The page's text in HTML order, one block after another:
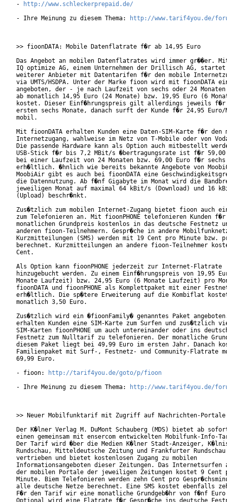
-
http://www.schleckerprepaid.de/
- Ihre Meinung zu diesem Thema:
http://www.tarif4you.de/
>> fioonDATA: Mobile Datenflatrate f�r ab 14,95 Euro
Das Angebot an mobilen Datenflatrates wird immer gr��er.
IQ optimize AG, einem Unternehmen der Drillisch AG,
weiterer Anbieter mit Datentarifen f�r den mobile
via UMTS/HSDPA. Unter der Marke fioon wird mit fioonDATA
angeboten, der - je nach Laufzeit von sechs oder 24
ab monatlich 14,95 Euro (24 Monate) bzw. 19,95 Euro (6
kostet. Dieser Einf�hrungspreis gilt allerdings jeweils
ersten sechs Monate, danach surft der Kunde f�r 24,95 Euro/
mobil.
Mit fioonDATA erhalten Kunden eine Daten-SIM-Karte f�r den
Internetzugang, wahlweise im Netz von T-Mobile oder von
Die passende Hardware kann als Option auch mitbestellt
USB-Stick f�r bis 7,2 MBit/s �bertragungsrate ist f�r 59,00
bei einer Laufzeit von 24 Monaten bzw. 69,00 Euro f�r sechs
erh�ltlich. �hnlich wie bereits bekannte Angebote von
MoobiAir gibt es auch bei fioonDATA eine
die Datennutzung. Ab f�nf Gigabyte im Monat wird die
jeweiligen Monat auf maximal 64 kBit/s (Download) und 16
(Upload) beschr�nkt.
Zus�tzlich zum mobilen Internet-Zugang bietet fioon auch
zum Telefonieren an. Mit fioonPHONE telefonieren Kunden
monatlichen Grundpreis kostenlos in das deutsche Festnetz
anderen fioon-Teilnehmern. Gespr�che in andere
Kurzmitteilungen (SMS) werden mit 19 Cent pro Minute bzw.
berechnet. Kurzmitteilungen an andere fioon-Teilnehmer
Cent.
Als Option kann fioonPHONE jederzeit zur Internet-Flatrate
hinzugebucht werden. Zu einem Einf�hrungspreis von 19,95
Monate Laufzeit) bzw. 24,95 Euro (6 Monate Laufzeit) pro
fioonDATA und fioonPHONE als Komplettpaket mit einer
erh�ltlich. Die sp�tere Erweiterung auf die Kombiflat
monatlich 3,50 Euro.
Zus�tzlich wird ein �fioonFamily� genanntes Paket
erhalten Kunden eine SIM-Karte zum Surfen und zus�tzlich
SIM-Karten fioonPHONE um auch untereinander oder ins
Festnetz zum Nulltarif zu telefonieren. Der monatliche
diesem Paket liegt bei 49,99 Euro im ersten Jahr. Danach
Familienpaket mit Surf-, Festnetz- und Community-Flatrate
69,99 Euro.
- fioon:
http://tarif4you.de/goto/p/fioon
- Ihre Meinung zu diesem Thema:
http://www.tarif4you.de/
>> Neuer Mobilfunktarif mit Zugriff auf Nachrichten-Portale
Der K�lner Verlag M. DuMont Schauberg (MDS) bietet ab
einen gemeinsam mit ensercom entwickelten Mobilfunk-Info-
Der Tarif wird �ber die Medien K�lner Stadt-Anzeiger,
Rundschau, Mitteldeutsche Zeitung und Frankfurter Rundschau
vertrieben und bietet kostenlosen Zugang zu mobilen
Informationsangeboten dieser Zeitungen. Das Internetsurfen
der mobilen Portale der jeweiligen Zeitungen kostet 9 Cent
Minute. Biem Telefonieren werden zehn Cent pro
alle deutsche Netze berechnet. Eine SMS kostet ebenfalls
F�r den Tarif wir eine monatliche Grundgeb�hr von f�nf
Optional wird eine Flatrate f�r Gespr�che ins deutsche